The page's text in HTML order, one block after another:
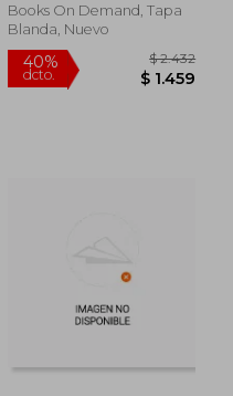
Books On Demand, Tapa
Blanda, Nuevo